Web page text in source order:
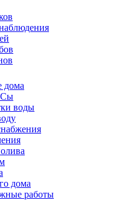
дома
воды
дома
работы